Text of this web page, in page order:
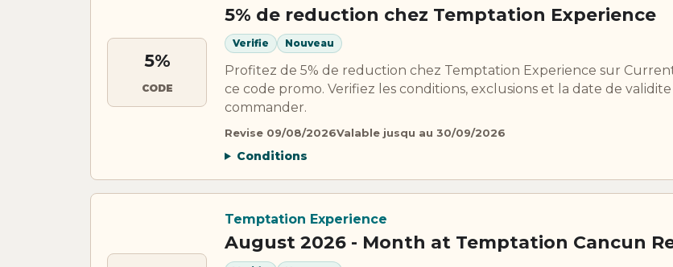
5%
CODE
5% de reduction chez Temptation Experience
Verifie Nouveau
Profitez de 5% de reduction chez Temptation Experience sur
ce code promo. Verifiez les conditions, exclusions et la date de
commander.
Revise 09/08/2026Valable jusqu au 30/09/2026
Conditions
Temptation Experience
August 2026 - Month at Temptation Cancun